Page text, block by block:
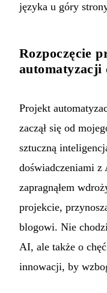
języka u góry
Rozpoczęcie
automatyzacji
Projekt
zaczął się od
sztuczną
doświadczeniami
zapragnąłem
projekcie,
blogowi. Nie
AI, ale także o
innowacji, by